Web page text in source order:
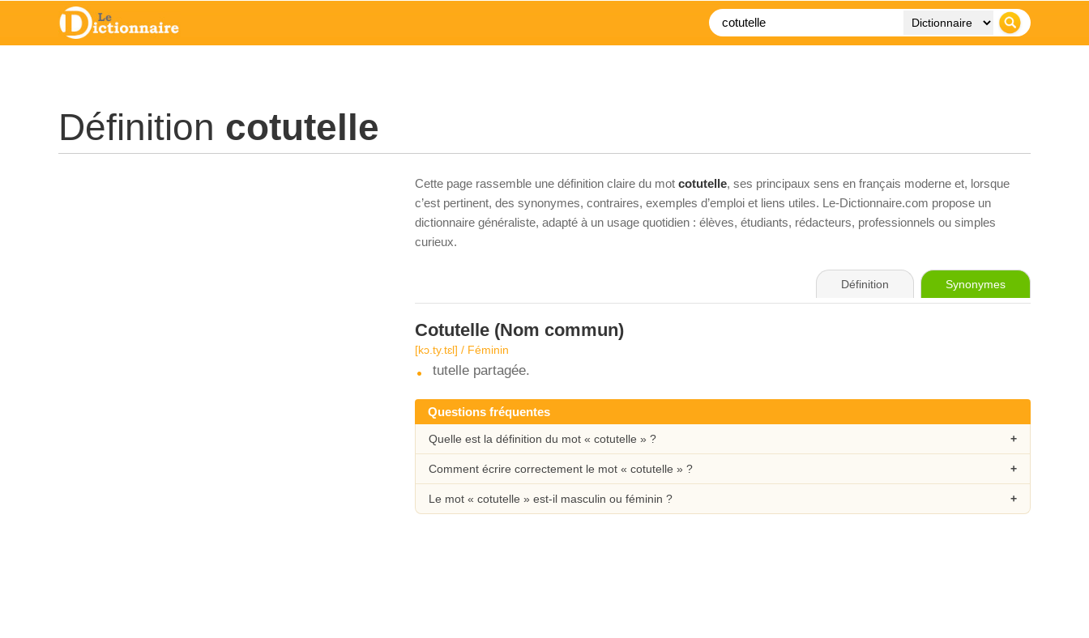
Définition cotutelle
Cette page rassemble une définition claire du mot cotutelle, ses principaux sens en français moderne et, lorsque
c’est pertinent, des synonymes, contraires, exemples d’emploi et liens utiles. Le-Dictionnaire.com propose un
dictionnaire généraliste, adapté à un usage quotidien : élèves, étudiants, rédacteurs, professionnels ou simples
curieux.
Définition Synonymes
Cotutelle (Nom commun)
[kɔ.ty.tɛl] / Féminin
tutelle partagée.
Questions fréquentes
Quelle est la définition du mot « cotutelle » ?
Comment écrire correctement le mot « cotutelle » ?
Le mot « cotutelle » est-il masculin ou féminin ?